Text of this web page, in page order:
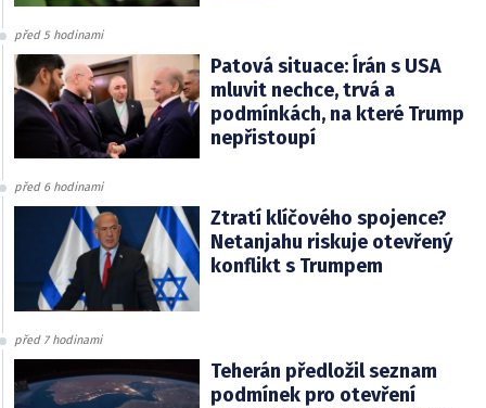
před 5 hodinami
Patová situace: Írán s USA
mluvit nechce, trvá a
podmínkách, na které Trump
nepřistoupí
před 6 hodinami
Ztratí klíčového spojence?
Netanjahu riskuje otevřený
konflikt s Trumpem
před 7 hodinami
Teherán předložil seznam
podmínek pro otevření